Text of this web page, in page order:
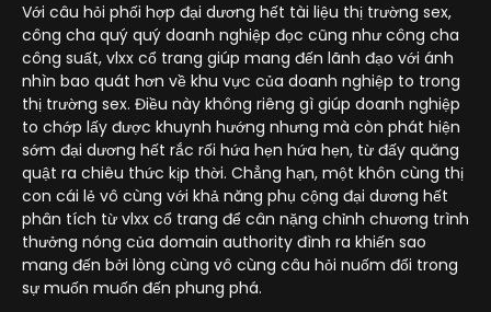
Với câu hỏi phối hợp đại dương hết tài liệu thị trường sex,
công cha quý quý doanh nghiệp đọc cũng như công cha
công suất, vlxx cổ trang giúp mang đến lãnh đạo với ánh
nhìn bao quát hơn về khu vực của doanh nghiệp to trong
thị trường sex. Điều này không riêng gì giúp doanh nghiệp
to chớp lấy được khuynh hướng nhưng mà còn phát hiện
sớm đại dương hết rắc rối hứa hẹn hứa hẹn, từ đấy quăng
quật ra chiêu thức kịp thời. Chẳng hạn, một khôn cùng thị
con cái lẻ vô cùng với khả năng phụ cộng đại dương hết
phân tích từ vlxx cổ trang để cân nặng chỉnh chương trình
thưởng nóng của domain authority đình ra khiến sao
mang đến bởi lòng cùng vô cùng câu hỏi nuốm đổi trong
sự muốn muốn đến phung phá.